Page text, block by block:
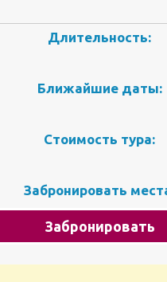
Длительность:
Ближайшие даты:
Стоимость тура:
Забронировать
Забронировать